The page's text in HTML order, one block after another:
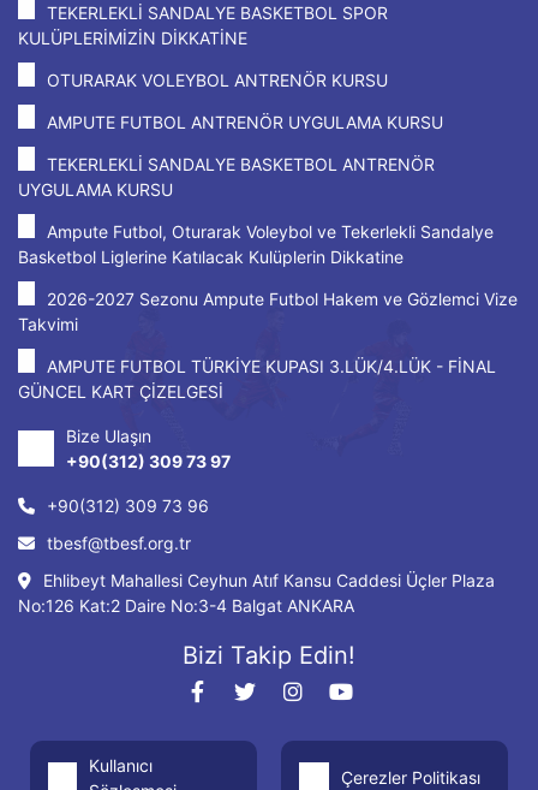
TEKERLEKLİ SANDALYE BASKETBOL SPOR
KULÜPLERİMİZİN DİKKATİNE
OTURARAK VOLEYBOL ANTRENÖR KURSU
AMPUTE FUTBOL ANTRENÖR UYGULAMA KURSU
TEKERLEKLİ SANDALYE BASKETBOL ANTRENÖR
UYGULAMA KURSU
Ampute Futbol, Oturarak Voleybol ve Tekerlekli Sandalye
Basketbol Liglerine Katılacak Kulüplerin Dikkatine
2026-2027 Sezonu Ampute Futbol Hakem ve Gözlemci Vize
Takvimi
AMPUTE FUTBOL TÜRKİYE KUPASI 3.LÜK/4.LÜK - FİNAL
GÜNCEL KART ÇİZELGESİ
Bize Ulaşın
+90(312) 309 73 97
+90(312) 309 73 96
tbesf@tbesf.org.tr
Ehlibeyt Mahallesi Ceyhun Atıf Kansu Caddesi Üçler Plaza
No:126 Kat:2 Daire No:3-4 Balgat ANKARA
Bizi Takip Edin!
Kullanıcı
Çerezler Politikası